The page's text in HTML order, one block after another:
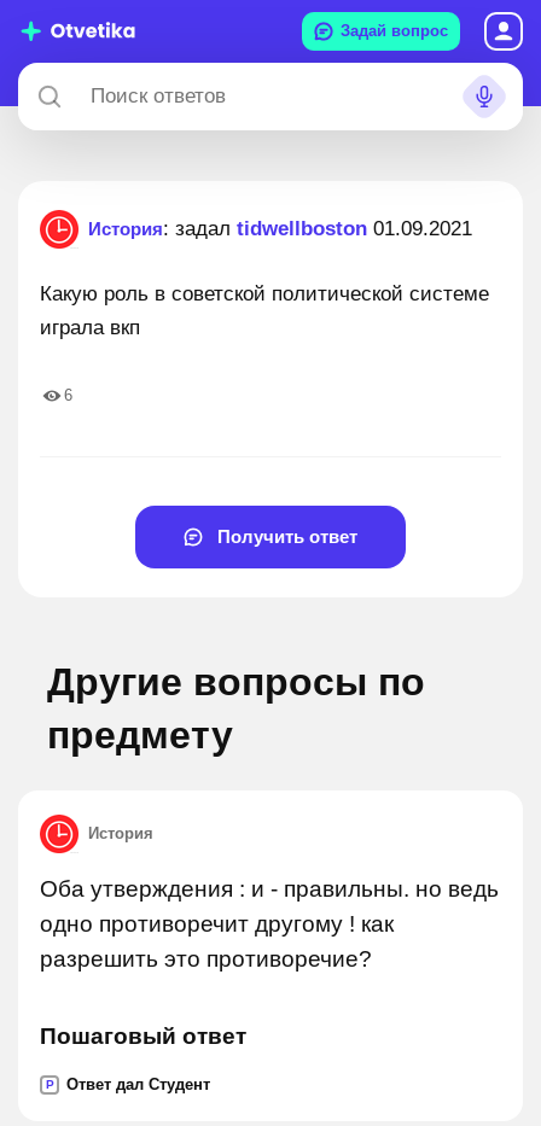
Задай вопрос
История: задал tidwellboston 01.09.2021
Какую роль в советской политической системе
играла вкп
6
Получить ответ
Другие вопросы по
предмету
История
Оба утверждения : и - правильны. но ведь
одно противоречит другому ! как
разрешить это противоречие?
Пошаговый ответ
P Ответ дал Студент